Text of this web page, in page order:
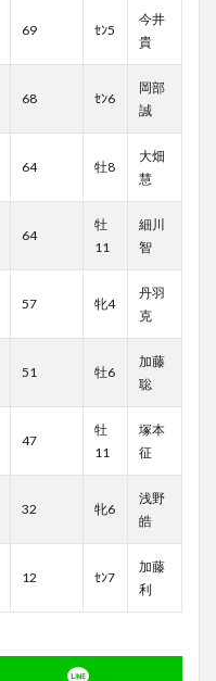
69 ｾﾝ5
今井
貴
68 ｾﾝ6
岡部
誠
64 牡8
大畑
慧
64
牡
11
細川
智
57 牝4
丹羽
克
51 牡6
加藤
聡
47
牡
11
塚本
征
32 牝6
浅野
皓
12 ｾﾝ7
加藤
利